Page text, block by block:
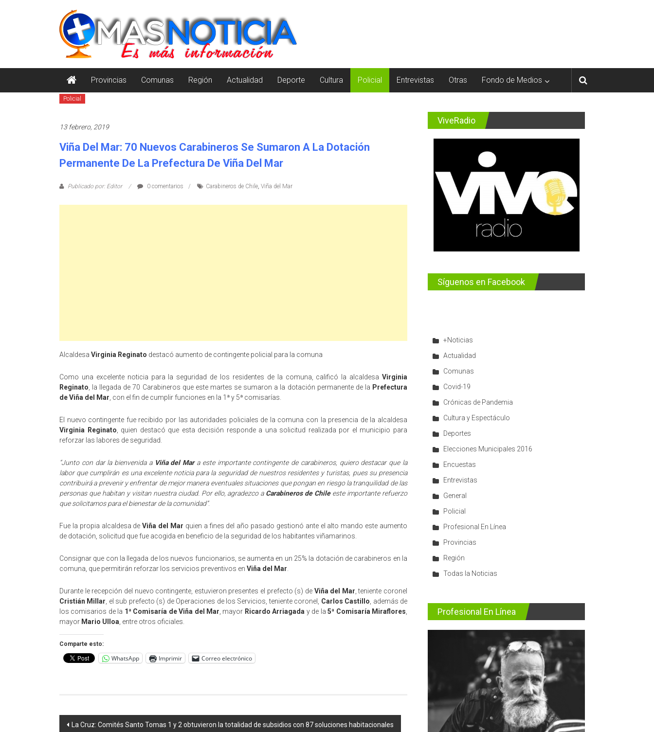
masnoticia.cl
Es
Más
Provincias
Comunas Región Actualidad Deporte Cultura Policial Entrevistas Otras Fondo de Medios
Policial
13 febrero, 2019
Viña Del Mar: 70 Nuevos Carabineros Se Sumaron A La Dotación
Permanente De La Prefectura De Viña Del Mar
Publicado por: Editor 0 comentarios Carabineros de Chile, Viña del Mar
Alcaldesa Virginia Reginato destacó aumento de contingente policial para la comuna
Como una excelente noticia para la seguridad de los residentes de la comuna, calificó la alcaldesa Virginia
Reginato , la llegada de 70 Carabineros que este martes se sumaron a la dotación permanente de la Prefectura
de Viña del Mar , con el fin de cumplir funciones en la 1ª y 5ª comisarías.
El nuevo contingente fue recibido por las autoridades policiales de la comuna con la presencia de la alcaldesa
Virginia Reginato , quien destacó que esta decisión responde a una solicitud realizada por el municipio para
reforzar las labores de seguridad.
“Junto con dar la bienvenida a Viña del Mara este importante contingente de carabineros, quiero destacar que la
labor que cumplirán es una excelente noticia para la seguridad de nuestros residentes y turistas, pues su presencia
contribuirá a prevenir y enfrentar de mejor manera eventuales situaciones que pongan en riesgo la tranquilidad de las
personas que habitan y visitan nuestra ciudad. Por ello, agradezco a Carabineros de Chileeste importante refuerzo
que solicitamos para el bienestar de la comunidad”.
Fue la propia alcaldesa deViña del Mar quien a fines del año pasado gestionó ante el alto mando este aumento
de dotación, solicitud que fue acogida en beneficio de la seguridad de los habitantes viñamarinos.
Consignar que con la llegada de los nuevos funcionarios, se aumenta en un 25% la dotación de carabineros en la
comuna, que permitirán reforzar los servicios preventivos en Viña del Mar
Durante le recepción del nuevo contingente, estuvieron presentes el prefecto (s) de Viña del Mar , teniente coronel
Cristián Millar , el sub prefecto (s) de Operaciones de los Servicios, teniente coronel, Carlos Castillo , además de
los comisarios de la 1ª Comisaría de Viña del Mar , mayor Ricardo Arriagada y de la5ª Comisaría Miraflores
mayor Mario Ulloa , entre otros oficiales.
Comparte esto:
WhatsApp Imprimir Correo electrónico
Navegación
La Cruz: Comités Santo Tomas 1 y 2 obtuvieron la totalidad de subsidios con 87 soluciones habitacionales
ViveRadio
Síguenos en Facebook
+Noticias
Actualidad
Comunas
Covid-19
Crónicas de Pandemia
Cultura y Espectáculo
Deportes
Elecciones Municipales 2016
Encuestas
Entrevistas
General
Policial
Profesional En Línea
Provincias
Región
Todas la Noticias
Profesional En Línea